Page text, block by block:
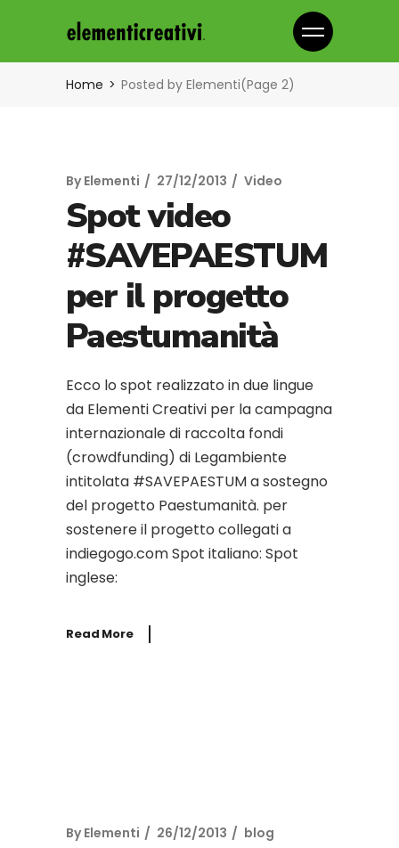
Home Posted by Elementi(Page 2)
By Elementi 27/12/2013 Video
Spot video
#SAVEPAESTUM
per il progetto
Paestumanità
Ecco lo spot realizzato in due lingue
da Elementi Creativi per la campagna
internazionale di raccolta fondi
(crowdfunding) di Legambiente
intitolata #SAVEPAESTUM a sostegno
del progetto Paestumanità. per
sostenere il progetto collegati a
indiegogo.com Spot italiano: Spot
inglese:
Read More
By Elementi 26/12/2013 blog